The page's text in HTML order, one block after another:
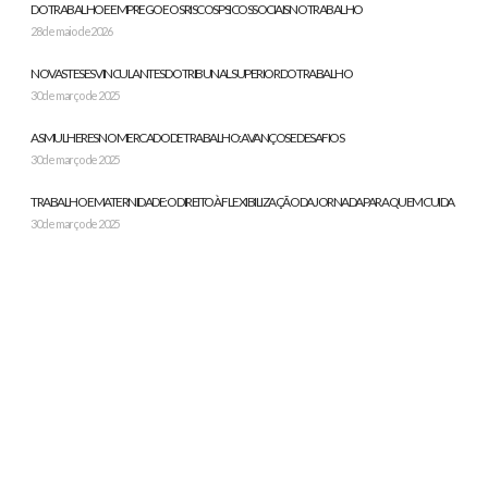
DO TRABALHO E EMPREGO E OS RISCOS PSICOSSOCIAIS NO TRABALHO
28 de maio de 2026
NOVAS TESES VINCULANTES DO TRIBUNAL SUPERIOR DO TRABALHO
30 de março de 2025
AS MULHERES NO MERCADO DE TRABALHO: AVANÇOS E DESAFIOS
30 de março de 2025
TRABALHO E MATERNIDADE: O DIREITO À FLEXIBILIZAÇÃO DA JORNADA PARA QUEM CUIDA
30 de março de 2025